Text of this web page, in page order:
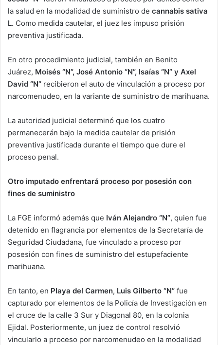
la salud en la modalidad de suministro de cannabis sativa
L. Como medida cautelar, el juez les impuso prisión
preventiva justificada.
En otro procedimiento judicial, también en Benito
Juárez, Moisés “N”, José Antonio “N”, Isaías “N” y Axel
David “N” recibieron el auto de vinculación a proceso por
narcomenudeo, en la variante de suministro de marihuana.
La autoridad judicial determinó que los cuatro
permanecerán bajo la medida cautelar de prisión
preventiva justificada durante el tiempo que dure el
proceso penal.
Otro imputado enfrentará proceso por posesión con
fines de suministro
La FGE informó además que Iván Alejandro “N”, quien fue
detenido en flagrancia por elementos de la Secretaría de
Seguridad Ciudadana, fue vinculado a proceso por
posesión con fines de suministro del estupefaciente
marihuana.
En tanto, en Playa del Carmen, Luis Gilberto “N” fue
capturado por elementos de la Policía de Investigación en
el cruce de la calle 3 Sur y Diagonal 80, en la colonia
Ejidal. Posteriormente, un juez de control resolvió
vincularlo a proceso por narcomenudeo en la modalidad